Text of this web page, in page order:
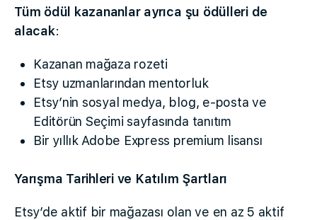
Tüm ödül kazananlar ayrıca şu ödülleri de
alacak:
Kazanan mağaza rozeti
Etsy uzmanlarından mentorluk
Etsy’nin sosyal medya, blog, e-posta ve
Editörün Seçimi sayfasında tanıtım
Bir yıllık Adobe Express premium lisansı
Yarışma Tarihleri ve Katılım Şartları
Etsy’de aktif bir mağazası olan ve en az 5 aktif